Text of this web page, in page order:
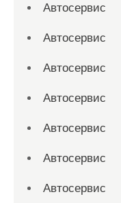
Автосервис
Автосервис
Автосервис
Автосервис
Автосервис
Автосервис
Автосервис